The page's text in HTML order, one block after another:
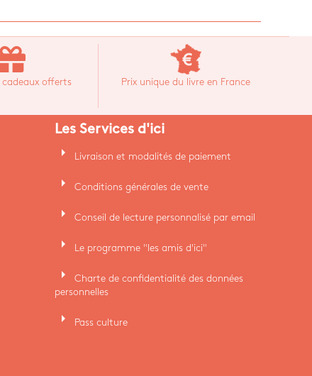
cadeaux offerts Prix unique du livre en France
Les Services d'ici
arrow_right Livraison et modalités de paiement
arrow_right Conditions générales de vente
arrow_right Conseil de lecture personnalisé par email
arrow_right Le programme "les amis d'ici"
arrow_right
Charte de confidentialité des données
personnelles
arrow_right Pass culture